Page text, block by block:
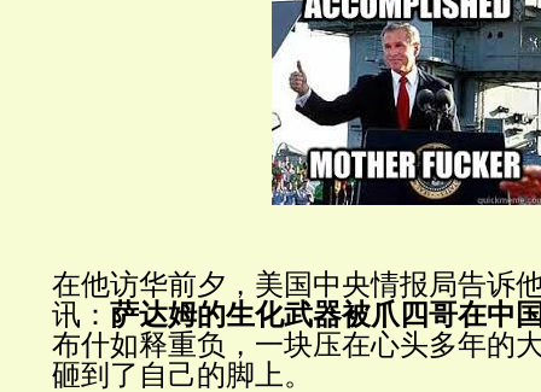
在他访华前夕，美国中央情报局告诉
讯： 萨达姆的生化武器被爪四哥在中
布什如释重负，一块压在心头多年的
砸到了自己的脚上。